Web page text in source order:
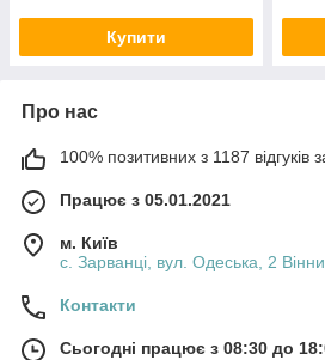
Купити
Про нас
100% позитивних з 1187 відгуків
Працює з 05.01.2021
м. Київ
с. Зарванці, вул. Одеська, 2
Контакти
Сьогодні працює з 08:30 до